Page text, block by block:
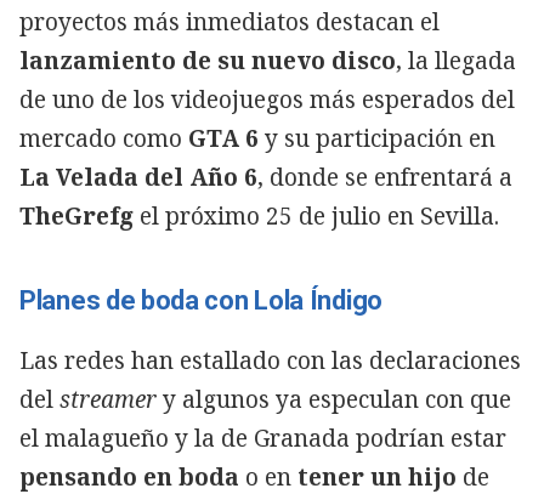
proyectos más inmediatos destacan el
lanzamiento de su nuevo disco, la llegada
de uno de los videojuegos más esperados del
mercado como GTA 6 y su participación en
La Velada del Año 6, donde se enfrentará a
TheGrefg el próximo 25 de julio en Sevilla.
Planes de boda con Lola Índigo
Las redes han estallado con las declaraciones
delstreamery algunos ya especulan con que
el malagueño y la de Granada podrían estar
pensando en boda o en tener un hijo de